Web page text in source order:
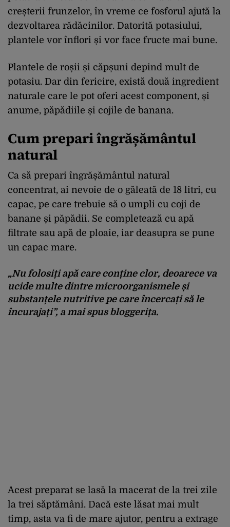
creșterii frunzelor, în vreme ce fosforul ajută la
dezvoltarea rădăcinilor. Datorită potasiului,
plantele vor înflori și vor face fructe mai bune.
Plantele de roșii și căpșuni depind mult de
potasiu. Dar din fericire, există două ingredient
naturale care le pot oferi acest component, și
anume, păpădiile și cojile de banana.
Cum prepari îngrășământul
natural
Ca să prepari îngrășământul natural
concentrat, ai nevoie de o găleată de 18 litri, cu
capac, pe care trebuie să o umpli cu coji de
banane și păpădii. Se completează cu apă
filtrate sau apă de ploaie, iar deasupra se pune
un capac mare.
„Nu folosiți apă care conține clor, deoarece va
ucide multe dintre microorganismele și
substanțele nutritive pe care încercați să le
încurajați”, a mai spus bloggerița.
Acest preparat se lasă la macerat de la trei zile
la trei săptămâni. Dacă este lăsat mai mult
timp, asta va fi de mare ajutor, pentru a extrage